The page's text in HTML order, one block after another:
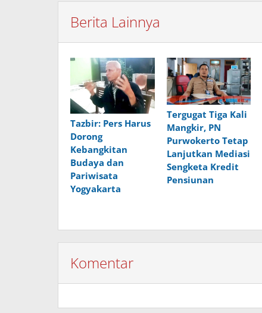
Berita Lainnya
Tazbir: Pers Harus
Dorong
Kebangkitan
Budaya dan
Pariwisata
Yogyakarta
Tergugat Tiga Kali
Mangkir, PN
Purwokerto Tetap
Lanjutkan Mediasi
Sengketa Kredit
Pensiunan
Komentar